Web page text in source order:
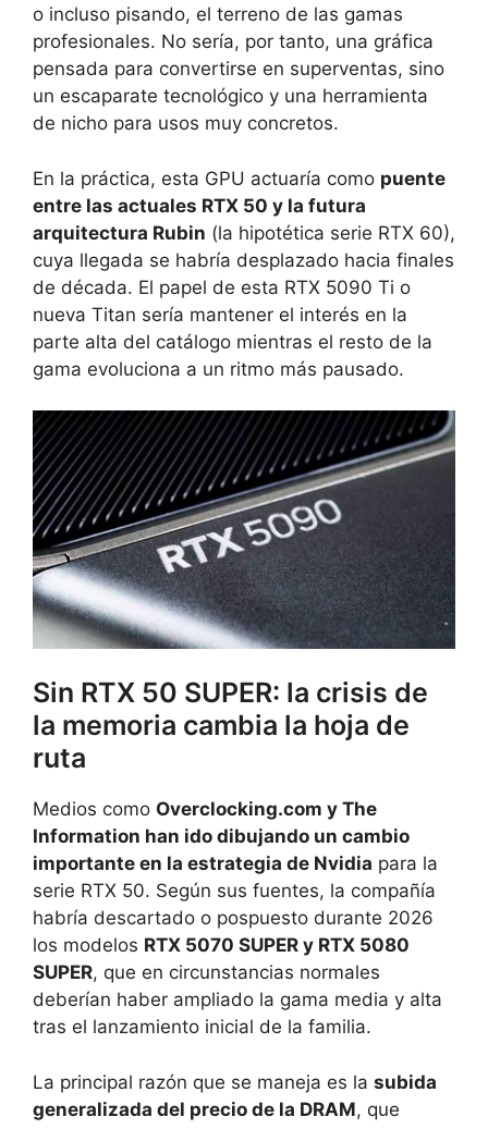
o incluso pisando, el terreno de las gamas
profesionales. No sería, por tanto, una gráfica
pensada para convertirse en superventas, sino
un escaparate tecnológico y una herramienta
de nicho para usos muy concretos.
En la práctica, esta GPU actuaría como puente
entre las actuales RTX 50 y la futura
arquitectura Rubin (la hipotética serie RTX 60),
cuya llegada se habría desplazado hacia finales
de década. El papel de esta RTX 5090 Ti o
nueva Titan sería mantener el interés en la
parte alta del catálogo mientras el resto de la
gama evoluciona a un ritmo más pausado.
Sin RTX 50 SUPER: la crisis de
la memoria cambia la hoja de
ruta
Medios como Overclocking.com y The
Information han ido dibujando un cambio
importante en la estrategia de Nvidia para la
serie RTX 50. Según sus fuentes, la compañía
habría descartado o pospuesto durante 2026
los modelos RTX 5070 SUPER y RTX 5080
SUPER, que en circunstancias normales
deberían haber ampliado la gama media y alta
tras el lanzamiento inicial de la familia.
La principal razón que se maneja es la subida
generalizada del precio de la DRAM, que